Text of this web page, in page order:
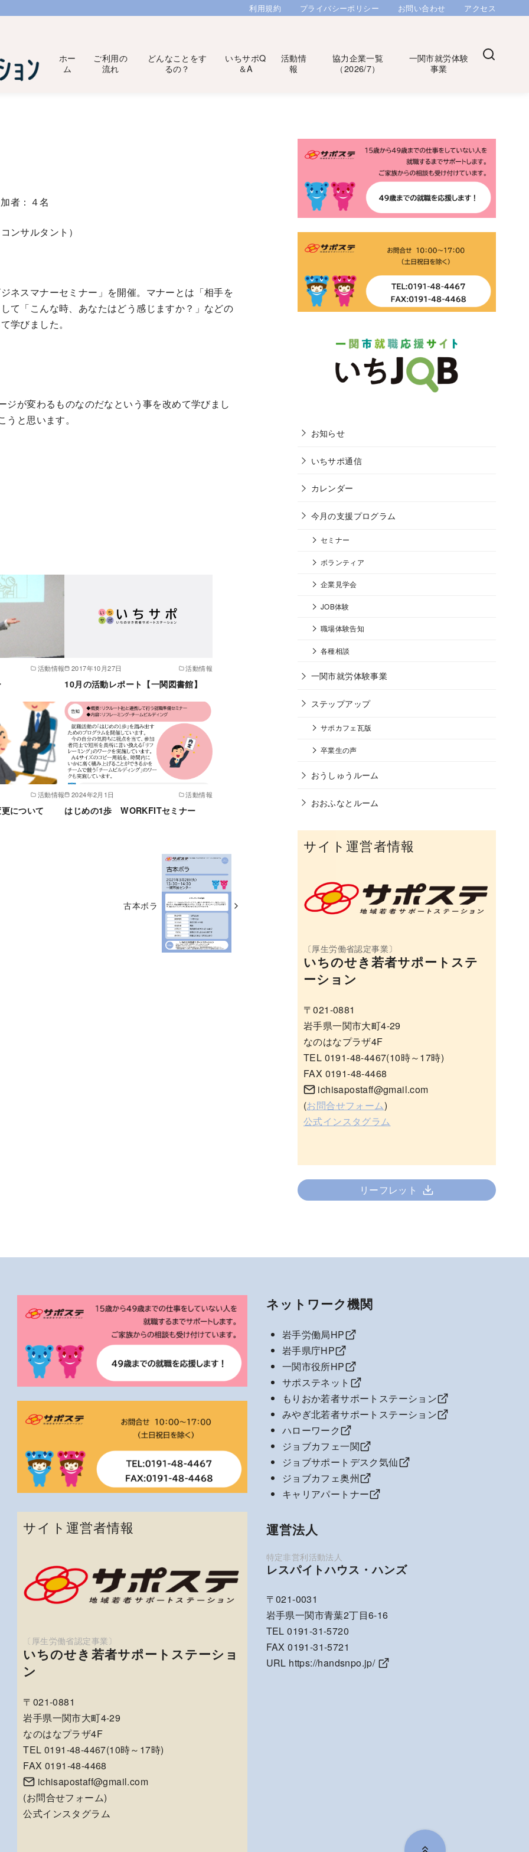
利用規約 プライバシーポリシー お問い合わせ アクセス
ホー
ム
ご利用の
流れ
どんなことをす
るの？
いちサポQ
＆A
活動情
報
協力企業一覧
（2026/7）
一関市就労体験
事業
者：４名
ンサルタント）
スマナーセミナー」を開催。マナーとは「相手を
て「こんな時、あなたはどう感じますか？」などの
学びました。
が変わるものなのだなという事を改めて学びまし
と思います。
活動情報 2017年10月27日 活動情報
10月の活動レポート【一関図書館】
活動情報
について
2024年2月1日 活動情報
はじめの1歩 WORKFITセミナー
古本ボラ
お知らせ
いちサポ通信
カレンダー
今月の支援プログラム
セミナー
ボランティア
企業見学会
JOB体験
職場体験告知
各種相談
一関市就労体験事業
ステップアップ
サポカフェ瓦版
卒業生の声
おうしゅうルーム
おおふなとルーム
サイト運営者情報
いちのせき若者サポートステ
ーション
〒021-0881
岩手県一関市大町4-29
なのはなプラザ4F
TEL 0191-48-4467(10時～17時)
FAX 0191-48-4468
ichisapostaff@gmail.com
(お問合せフォーム)
公式インスタグラム
リーフレット
サイト運営者情報
いちのせき若者サポートステーショ
ン
〒021-0881
岩手県一関市大町4-29
なのはなプラザ4F
TEL 0191-48-4467(10時～17時)
FAX 0191-48-4468
ichisapostaff@gmail.com
(お問合せフォーム)
公式インスタグラム
ネットワーク機関
岩手労働局HP
岩手県庁HP
一関市役所HP
サポステネット
もりおか若者サポートステーション
みやぎ北若者サポートステーション
ハローワーク
ジョブカフェ一関
ジョブサポートデスク気仙
ジョブカフェ奥州
キャリアパートナー
運営法人
レスパイトハウス・ハンズ
〒021-0031
岩手県一関市青葉2丁目6-16
TEL 0191-31-5720
FAX 0191-31-5721
URL https://handsnpo.jp/